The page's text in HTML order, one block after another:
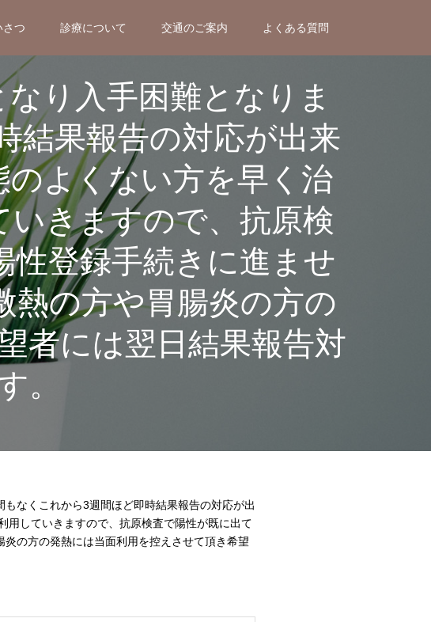
さつ 診療について 交通のご案内 よくある質問
り入手困難となりま
結果報告の対応が出来
よくない方を早く治
きますので、抗原検
性登録手続きに進ませ
熱の方や胃腸炎の方の
者には翌日結果報告対
。
なくこれから3週間ほど即時結果報告の対応が出
用していきますので、抗原検査で陽性が既に出て
の方の発熱には当面利用を控えさせて頂き希望